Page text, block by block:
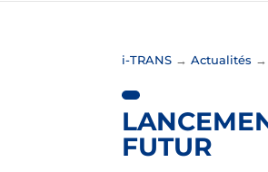
i-TRANS →Actualités →
FUTUR